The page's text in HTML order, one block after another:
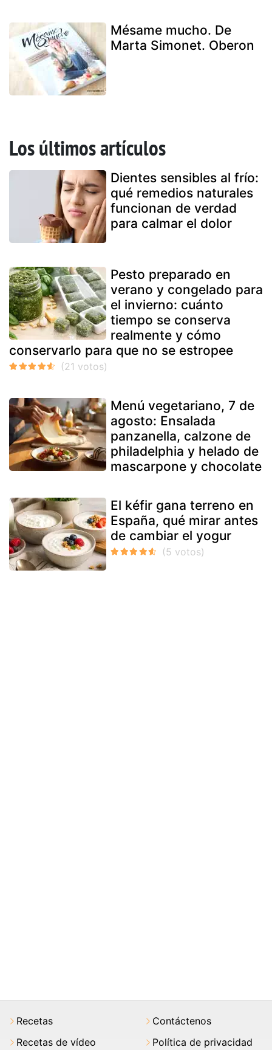
Mésame mucho. De
Marta Simonet. Oberon
Los últimos artículos
Dientes sensibles al frío:
qué remedios naturales
funcionan de verdad
para calmar el dolor
Pesto preparado en
verano y congelado para
el invierno: cuánto
tiempo se conserva
realmente y cómo
conservarlo para que no se estropee
Menú vegetariano, 7 de
agosto: Ensalada
panzanella, calzone de
philadelphia y helado de
mascarpone y chocolate
El kéfir gana terreno en
España, qué mirar antes
de cambiar el yogur
Recetas
Recetas de vídeo
Contáctenos
Política de privacidad